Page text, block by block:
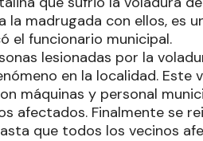
madrugada con ellos, es
el funcionario municipal.
lesionadas por la
en la localidad. Este
máquinas y personal
afectados. Finalmente se
que todos los vecinos